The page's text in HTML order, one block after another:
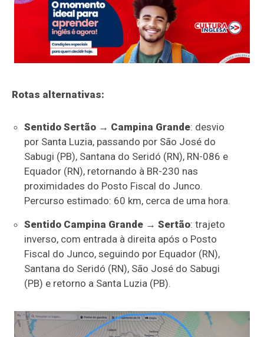
Rotas alternativas:
Sentido Sertão → Campina Grande: desvio
por Santa Luzia, passando por São José do
Sabugi (PB), Santana do Seridó (RN), RN-086 e
Equador (RN), retornando à BR-230 nas
proximidades do Posto Fiscal do Junco.
Percurso estimado: 60 km, cerca de uma hora.
Sentido Campina Grande → Sertão: trajeto
inverso, com entrada à direita após o Posto
Fiscal do Junco, seguindo por Equador (RN),
Santana do Seridó (RN), São José do Sabugi
(PB) e retorno a Santa Luzia (PB).